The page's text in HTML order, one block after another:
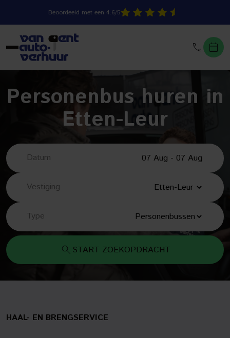
Beoordeeld met een 4.6/5
Personenbus huren in
Etten-Leur
Datum
Vestiging
Type
START ZOEKOPDRACHT
HAAL- EN BRENGSERVICE